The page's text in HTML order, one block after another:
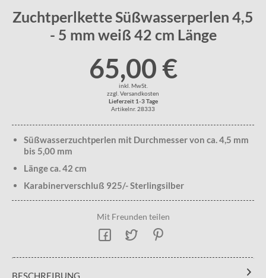
Zuchtperlkette Süßwasserperlen 4,5
- 5 mm weiß 42 cm Länge
65,00 €
inkl. MwSt.
zzgl. Versandkosten
Lieferzeit 1-3 Tage
Artikelnr. 28333
Süßwasserzuchtperlen mit Durchmesser von ca. 4,5 mm
bis 5,00 mm
Länge ca. 42 cm
Karabinerverschluß 925/- Sterlingsilber
Mit Freunden teilen
BESCHREIBUNG